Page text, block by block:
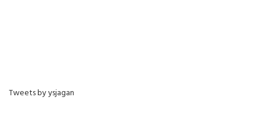
Tweets by ysjagan